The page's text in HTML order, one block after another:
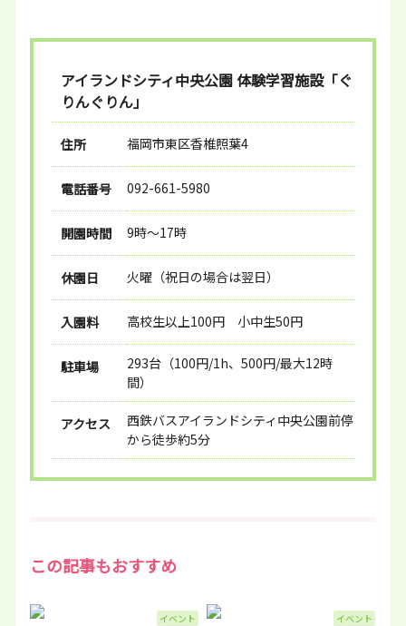
アイランドシティ中央公園 体験学習施設「ぐ
りんぐりん」
住所 福岡市東区香椎照葉4
電話番号 092-661-5980
開園時間 9時〜17時
休園日 火曜（祝日の場合は翌日）
入園料 高校生以上100円 小中生50円
駐車場
293台（100円/1h、500円/最大12時
間）
アクセス
西鉄バスアイランドシティ中央公園前停
から徒歩約5分
この記事もおすすめ
イベント イベント